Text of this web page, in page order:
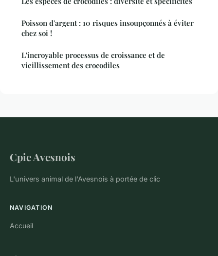
Poisson d'argent : 10 risques insoupçonnés à éviter
chez soi !
L'incroyable processus de croissance et de
vieillissement des crocodiles
Cpie Avesnois
L'univers animal de l'Avesnois à portée de clic
NAVIGATION
Accueil